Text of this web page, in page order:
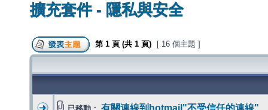
擴充套件 - 隱私與安全
第 1 頁 (共 1 頁) [ 16 個主題 ]
有關連線到hotmail"不受信任的連線"